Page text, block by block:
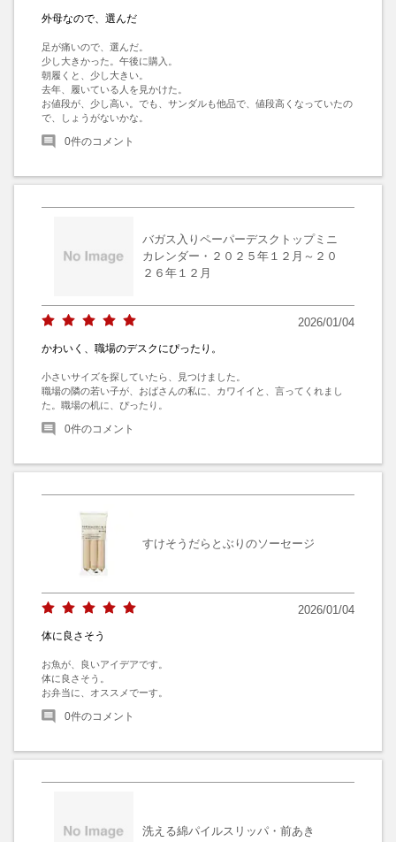
外母なので、選んだ
足が痛いので、選んだ。
少し大きかった。午後に購入。
朝履くと、少し大きい。
去年、履いている人を見かけた。
お値段が、少し高い。でも、サンダルも他品で、値段高くなっていたの
で、しょうがないかな。
0件のコメント
バガス入りペーパーデスクトップミニ
カレンダー・２０２５年１２月～２０
２６年１２月
2026/01/04
かわいく、職場のデスクにぴったり。
小さいサイズを探していたら、見つけました。
職場の隣の若い子が、おばさんの私に、カワイイと、言ってくれまし
た。職場の机に、ぴったり。
0件のコメント
すけそうだらとぶりのソーセージ
2026/01/04
体に良さそう
お魚が、良いアイデアです。
体に良さそう。
お弁当に、オススメでーす。
0件のコメント
洗える綿パイルスリッパ・前あき